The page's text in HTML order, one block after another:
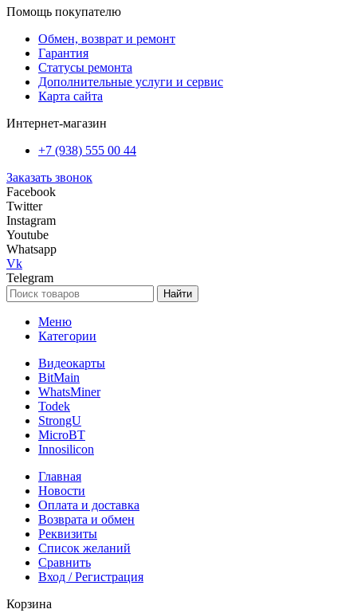
Помощь покупателю
Обмен, возврат и ремонт
Гарантия
Статусы ремонта
Дополнительные услуги и сервис
Карта сайта
Интернет-магазин
+7 (938) 555 00 44
Заказать звонок
Facebook
Twitter
Instagram
Youtube
Whatsapp
Vk
Telegram
Найти
Меню
Категории
Видеокарты
BitMain
WhatsMiner
Todek
StrongU
MicroBT
Innosilicon
Главная
Новости
Оплата и доставка
Возврата и обмен
Реквизиты
Список желаний
Сравнить
Вход / Регистрация
Корзина